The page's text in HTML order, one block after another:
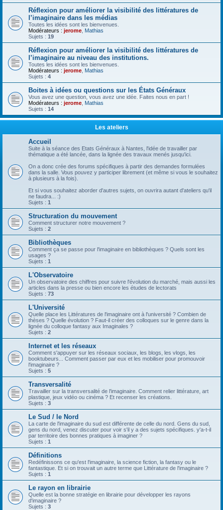
Réflexion pour améliorer la visibilité des littératures de
l’imaginaire dans les médias
Toutes les idées sont les bienvenues.
Modérateurs : jerome Mathias
Sujets : 19
Réflexion pour améliorer la visibilité des littératures de
l’imaginaire au niveau des institutions.
Toutes les idées sont les bienvenues.
Modérateurs : jerome Mathias
Sujets : 4
Boites à idées ou questions sur les États Généraux
Vous avez une question, vous avez une idée. Faites nous en part !
Modérateurs : jerome Mathias
Sujets : 14
Les ateliers
Accueil
Suite à la séance des Etats Généraux à Nantes, l'idée de travailler par
thématique a été lancée, dans la lignée des travaux menés jusqu'ici.
On a donc crée des forums spécifiques à partir des demandes formulées
dans la salle. Vous pouvez y participer librement (et même si vous le souhaitez
à plusieurs à la fois).
Et si vous souhaitez aborder d'autres sujets, on ouvrira autant d'ateliers qu'il
ne faudra... :)
Sujets : 1
Structuration du mouvement
Comment structurer notre mouvement ?
Sujets : 2
Bibliothèques
Comment ça se passe pour l'imaginaire en bibliothèques ? Quels sont les
usages ?
Sujets : 1
L'Observatoire
Un observatoire des chiffres pour suivre l'évolution du marché, mais aussi les
articles dans la presse ou bien encore les études de lectorats
Sujets : 73
L'Université
Quelle place les Littératures de l'imaginaire ont à l'université ? Combien de
thèses ? Quelle évolution ? Faut-il créer des colloques sur le genre dans la
lignée du colloque fantasy aux Imaginales ?
Sujets : 2
Internet et les réseaux
Comment s'appuyer sur les réseaux sociaux, les blogs, les vlogs, les
booktubeurs... Comment passer par eux et les mobiliser pour promouvoir
l'imaginaire ?
Sujets : 5
Transversalité
Travailler sur la transversalité de l'imaginaire. Comment relier littérature, art
plastique, jeux vidéo ou cinéma ? Et recenser les créations.
Sujets : 3
Le Sud / le Nord
La carte de l'imaginaire du sud est différente de celle du nord. Gens du sud,
gens du nord, venez discuter pour voir s'il y a des sujets spécifiques. y'a-t-il
par territoire des bonnes pratiques à imaginer ?
Sujets : 1
Définitions
Redéfinissons ce qu'est l'imaginaire, la science fiction, la fantasy ou le
fantastique. Et si on trouvait un autre terme que Littérature de l'imaginaire ?
Sujets : 1
Le rayon en librairie
Quelle est la bonne stratégie en librairie pour développer les rayons
d'imaginaire ?
Sujets : 3